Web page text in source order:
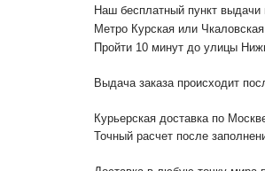
Наш бесплатный пункт выдачи
Метро Курская или
Пройти 10 минут до улицы
Выдача заказа происходит
Курьерская доставка по
Точный расчет после